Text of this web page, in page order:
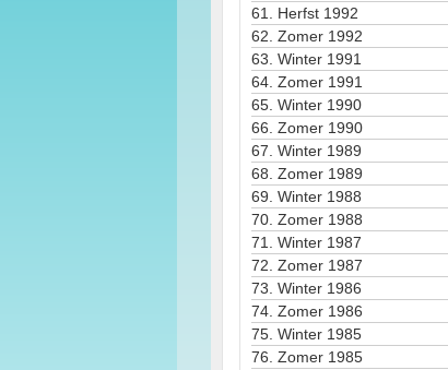
61. Herfst 1992
62. Zomer 1992
63. Winter 1991
64. Zomer 1991
65. Winter 1990
66. Zomer 1990
67. Winter 1989
68. Zomer 1989
69. Winter 1988
70. Zomer 1988
71. Winter 1987
72. Zomer 1987
73. Winter 1986
74. Zomer 1986
75. Winter 1985
76. Zomer 1985